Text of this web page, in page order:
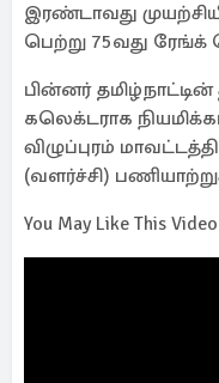
இரண்டாவது
பெற்று 75வது ரேங்க்
பின்னர் தமிழ்நாட்டின்
கலெக்டராக
விழுப்புரம்
(வளர்ச்சி)
You May Like This Video